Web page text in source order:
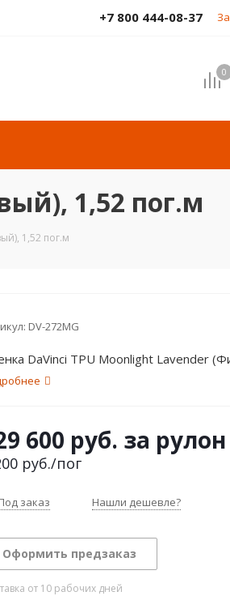
+7 800 444-08-37
0
1,52 пог.м
1,52 пог.м
DV-272MG
DaVinci TPU Moonlight Lavender
600 руб. за рулон
руб./пог
заказ Нашли дешевле?
Оформить предзаказ
от 10 рабочих дней